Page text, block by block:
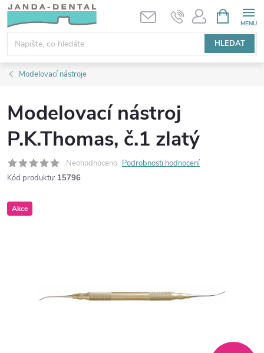
Přejít
obsah
HLEDAT
NÁKUPNÍ
KOŠÍK
Modelovací nástroje
Modelovací nástroj
P.K.Thomas, č.1 zlatý
Neohodnoceno Podrobnosti hodnocení
Kód produktu: 15796
Akce